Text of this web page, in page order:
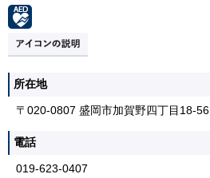
所在地
〒020-0807 盛岡市加賀野四丁目18-56
電話
019-623-0407